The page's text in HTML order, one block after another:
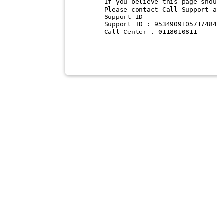
If you believe this page
Please contact Call Support
Support ID
Support ID :
Call Center : 0118010811